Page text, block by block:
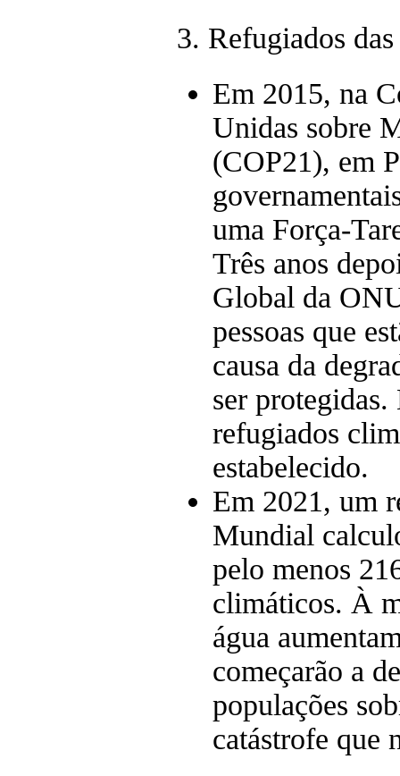
3. Refugiados
Em 2015, na
Unidas sobre
(COP21), em
uma Força-
Três anos
Global da
pessoas que
causa da
ser
refugiados
estabelecido.
Em 2021, um
Mundial
pelo menos
climáticos. À
água
começarão a
populações
catástrofe que